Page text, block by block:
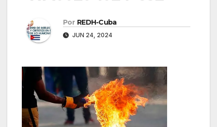
Por REDH-Cuba
JUN 24, 2024